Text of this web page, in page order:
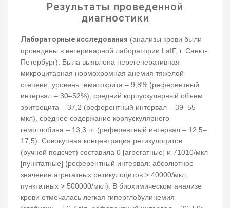
Результаты проведенной
диагностики
Лабораторные исследования (анализы крови были
проведены в ветеринарной лаборатории LaIF, г. Санкт-
Петербург). Была выявлена нерегенеративная
микроцитарная нормохромная анемия тяжелой
степени: уровень гематокрита – 9,8% (референтный
интервал – 30–52%), средний корпускулярный объем
эритроцита – 37,2 (референтный интервал – 39–55
мкл), среднее содержание корпускулярного
гемоглобина – 13,3 пг (референтный интервал – 12,5–
17,5). Совокупная концентрация ретикулоцитов
(ручной подсчет) составила 0 [агрегатные] и 71010/мкл
[пунктатные] (референтный интервал: абсолютное
значение агрегатных ретикулоцитов > 40000/мкл,
пунктатных > 500000/мкл). В биохимическом анализе
крови отмечалась легкая гиперглобулинемия